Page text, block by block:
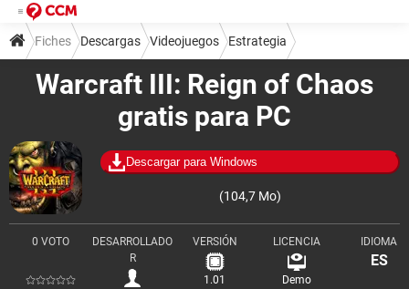
Warcraft III: Reign of Chaos
gratis para PC
Descargar para Windows
(104,7 Mo)
0 VOTO
DESARROLLADO
R
VERSIÓN
1.01
LICENCIA
Demo
IDIOMA
ES
Fiches Descargas Videojuegos Estrategia